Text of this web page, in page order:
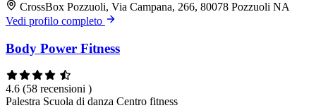
CrossBox Pozzuoli, Via Campana, 266, 80078 Pozzuoli NA
Vedi profilo completo
Body Power Fitness
4.6 (58 recensioni )
Palestra Scuola di danza Centro fitness